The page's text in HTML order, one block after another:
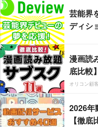
芸能界
ディシ
漫画読
底比較】
オリコン顧
2026年
【徹底